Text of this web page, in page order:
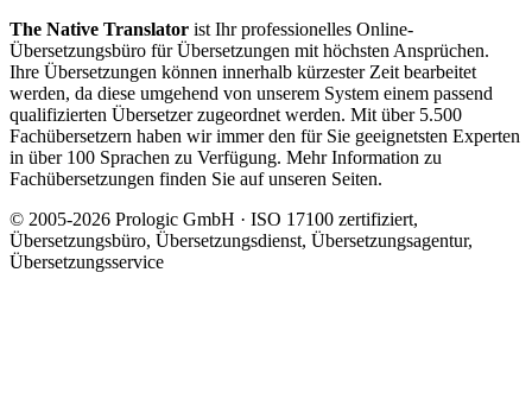
The Native Translator ist Ihr professionelles Online-
Übersetzungsbüro für Übersetzungen mit höchsten Ansprüchen.
Ihre Übersetzungen können innerhalb kürzester Zeit bearbeitet
werden, da diese umgehend von unserem System einem passend
qualifizierten Übersetzer zugeordnet werden. Mit über 5.500
Fachübersetzern haben wir immer den für Sie geeignetsten Experten
in über 100 Sprachen zu Verfügung. Mehr Information zu
Fachübersetzungen finden Sie auf unseren Seiten.
© 2005-2026 Prologic GmbH · ISO 17100 zertifiziert,
Übersetzungsbüro, Übersetzungsdienst, Übersetzungsagentur,
Übersetzungsservice